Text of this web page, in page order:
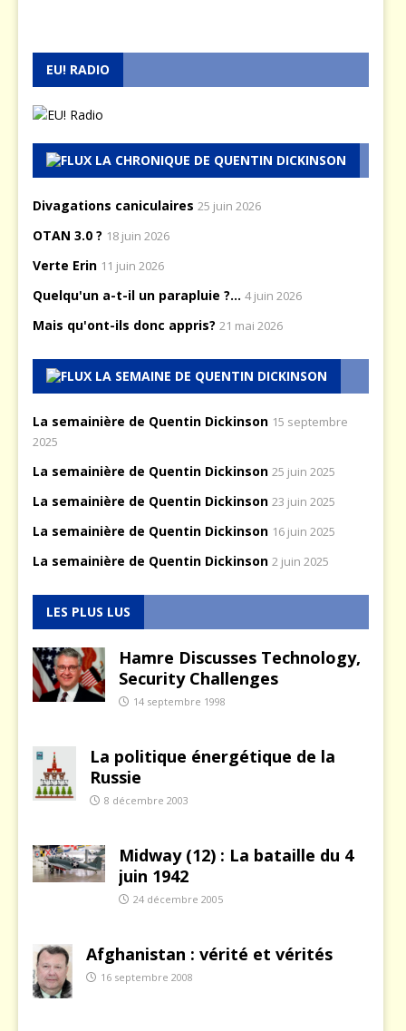
EU! RADIO
LA CHRONIQUE DE QUENTIN DICKINSON
Divagations caniculaires 25 juin 2026
OTAN 3.0 ? 18 juin 2026
Verte Erin 11 juin 2026
Quelqu'un a-t-il un parapluie ?... 4 juin 2026
Mais qu'ont-ils donc appris? 21 mai 2026
LA SEMAINE DE QUENTIN DICKINSON
La semainière de Quentin Dickinson 15 septembre
2025
La semainière de Quentin Dickinson 25 juin 2025
La semainière de Quentin Dickinson 23 juin 2025
La semainière de Quentin Dickinson 16 juin 2025
La semainière de Quentin Dickinson 2 juin 2025
LES PLUS LUS
Hamre Discusses Technology,
Security Challenges
14 septembre 1998
La politique énergétique de la
Russie
8 décembre 2003
Midway (12) : La bataille du 4
juin 1942
24 décembre 2005
Afghanistan : vérité et vérités
16 septembre 2008